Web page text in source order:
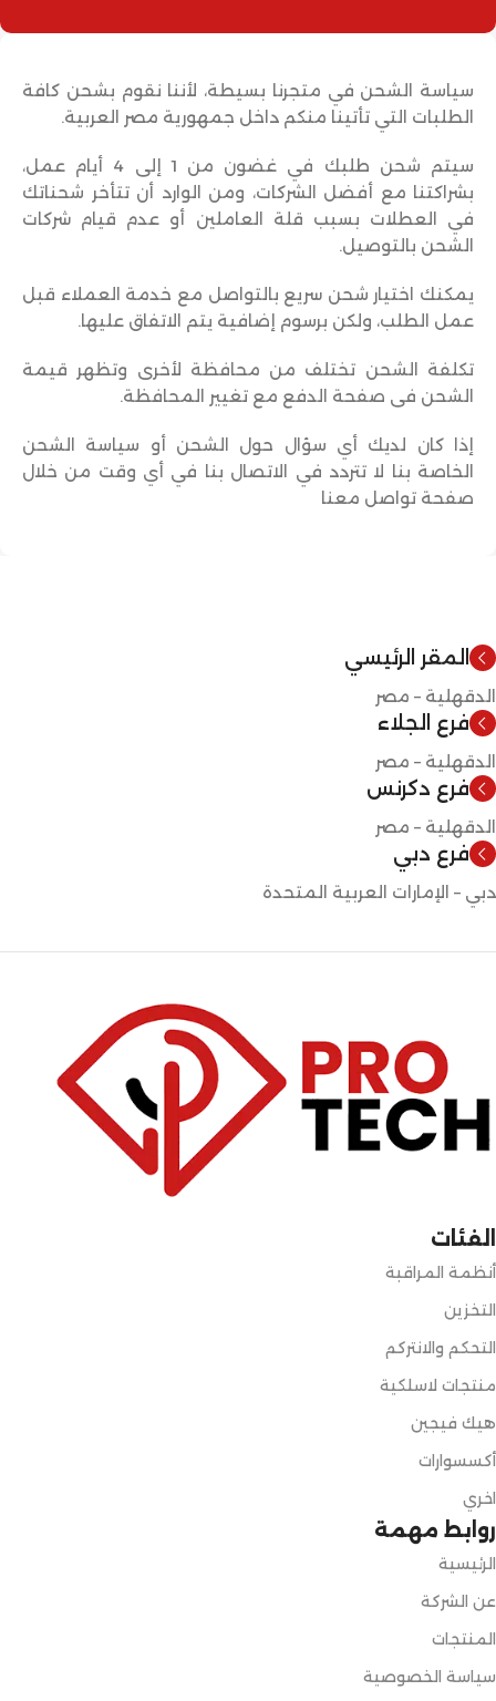
سياسة الشحن في متجرنا بسيطة، لأننا نقوم بشحن كافة
الطلبات التي تأتينا منكم داخل جمهورية مصر العربية.
سيتم شحن طلبك في غضون من 1 إلى 4 أيام عمل،
بشراكتنا مع أفضل الشركات، ومن الوارد أن تتأخر شحناتك
في العطلات بسبب قلة العاملين أو عدم قيام شركات
الشحن بالتوصيل.
يمكنك اختيار شحن سريع بالتواصل مع خدمة العملاء قبل
عمل الطلب، ولكن برسوم إضافية يتم الاتفاق عليها.
تكلفة الشحن تختلف من محافظة لأخرى وتظهر قيمة
الشحن فى صفحة الدفع مع تغيير المحافظة.
إذا كان لديك أي سؤال حول الشحن أو سياسة الشحن
الخاصة بنا لا تتردد في الاتصال بنا في أي وقت من خلال
صفحة تواصل معنا
المقر الرئيسي
الدقهلية – مصر
فرع الجلاء
الدقهلية – مصر
فرع دكرنس
الدقهلية – مصر
فرع دبي
دبي – الإمارات العربية المتحدة
الفئات
أنظمة المراقبة
التخزين
التحكم والانتركم
منتجات لاسلكية
هيك فيجين
أكسسوارات
اخري
روابط مهمة
الرئيسية
عن الشركة
المنتجات
سياسة الخصوصية